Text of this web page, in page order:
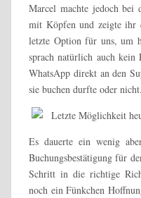
Marcel machte jedoch bei
mit Köpfen und zeigte
letzte Option für uns, um
sprach natürlich auch kein
WhatsApp direkt an den
sie buchen durfte oder nicht.
Es dauerte ein wenig
Buchungsbestätigung für
Schritt in die richtige
noch ein Fünkchen